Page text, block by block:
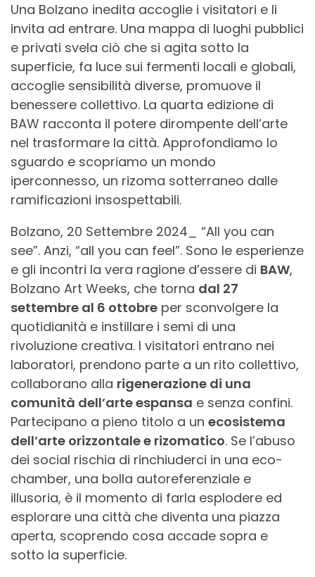
Una Bolzano inedita accoglie i visitatori e li
invita ad entrare. Una mappa di luoghi pubblici
e privati svela ciò che si agita sotto la
superficie, fa luce sui fermenti locali e globali,
accoglie sensibilità diverse, promuove il
benessere collettivo. La quarta edizione di
BAW racconta il potere dirompente dell’arte
nel trasformare la città. Approfondiamo lo
sguardo e scopriamo un mondo
iperconnesso, un rizoma sotterraneo dalle
ramificazioni insospettabili.
Bolzano, 20 Settembre 2024_ “All you can
see”. Anzi, “all you can feel”. Sono le esperienze
e gli incontri la vera ragione d’essere di BAW,
Bolzano Art Weeks, che torna dal 27
settembre al 6 ottobre per sconvolgere la
quotidianità e instillare i semi di una
rivoluzione creativa. I visitatori entrano nei
laboratori, prendono parte a un rito collettivo,
collaborano alla rigenerazione di una
comunità dell’arte espansa e senza confini.
Partecipano a pieno titolo a un ecosistema
dell’arte orizzontale e rizomatico. Se l’abuso
dei social rischia di rinchiuderci in una eco-
chamber, una bolla autoreferenziale e
illusoria, è il momento di farla esplodere ed
esplorare una città che diventa una piazza
aperta, scoprendo cosa accade sopra e
sotto la superficie.